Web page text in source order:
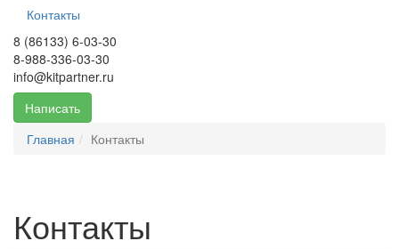
Контакты
8 (86133) 6-03-30
8-988-336-03-30
info@kitpartner.ru
Написать
Главная
Контакты
Контакты